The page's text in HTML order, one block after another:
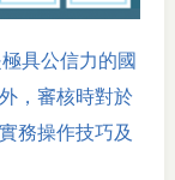
具公信力的國
，審核時對於
務操作技巧及